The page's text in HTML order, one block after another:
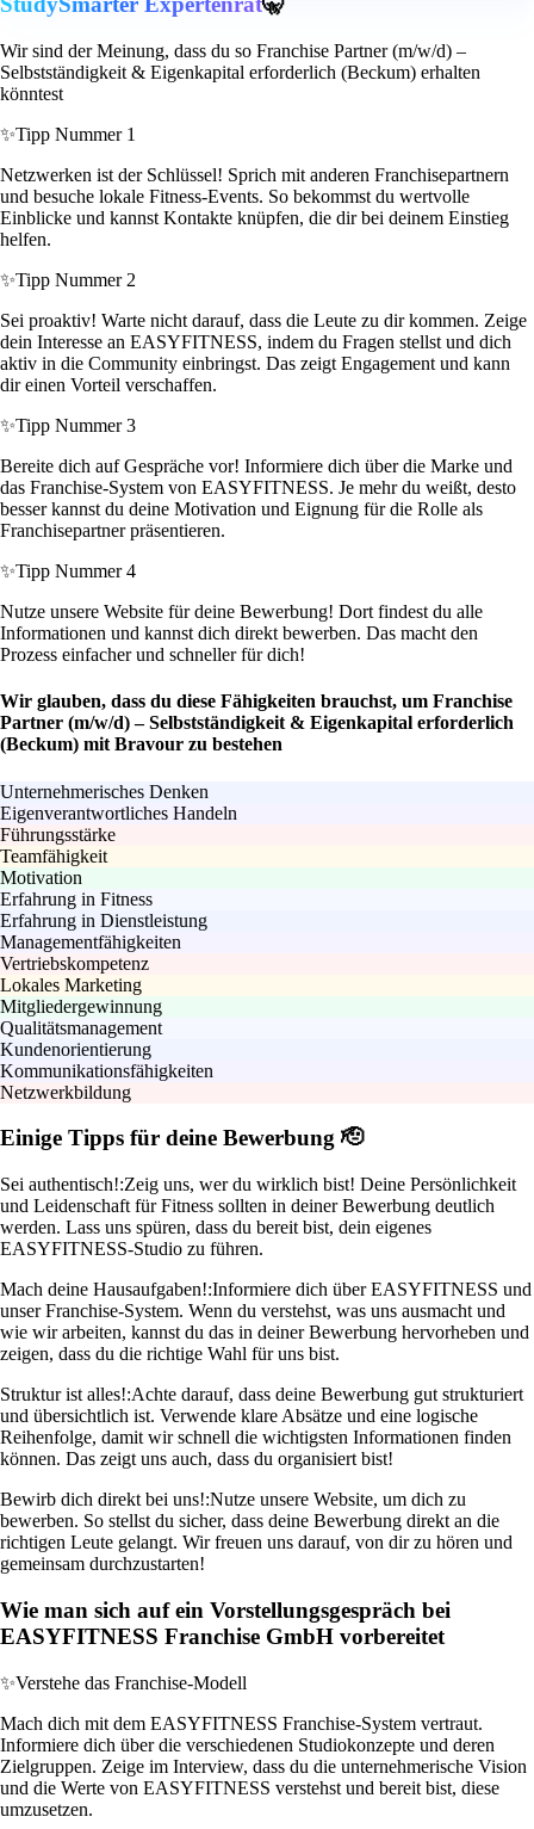
Wir sind der Meinung, dass du so Franchise Partner (m/w/d) –
Selbstständigkeit & Eigenkapital erforderlich (Beckum) erhalten
könntest
✨Tipp Nummer 1
Netzwerken ist der Schlüssel! Sprich mit anderen Franchisepartnern
und besuche lokale Fitness-Events. So bekommst du wertvolle
Einblicke und kannst Kontakte knüpfen, die dir bei deinem Einstieg
helfen.
✨Tipp Nummer 2
Sei proaktiv! Warte nicht darauf, dass die Leute zu dir kommen. Zeige
dein Interesse an EASYFITNESS, indem du Fragen stellst und dich
aktiv in die Community einbringst. Das zeigt Engagement und kann
dir einen Vorteil verschaffen.
✨Tipp Nummer 3
Bereite dich auf Gespräche vor! Informiere dich über die Marke und
das Franchise-System von EASYFITNESS. Je mehr du weißt, desto
besser kannst du deine Motivation und Eignung für die Rolle als
Franchisepartner präsentieren.
✨Tipp Nummer 4
Nutze unsere Website für deine Bewerbung! Dort findest du alle
Informationen und kannst dich direkt bewerben. Das macht den
Prozess einfacher und schneller für dich!
Wir glauben, dass du diese Fähigkeiten brauchst, um Franchise
Partner (m/w/d) – Selbstständigkeit & Eigenkapital erforderlich
(Beckum) mit Bravour zu bestehen
Unternehmerisches Denken
Eigenverantwortliches Handeln
Führungsstärke
Teamfähigkeit
Motivation
Erfahrung in Fitness
Erfahrung in Dienstleistung
Managementfähigkeiten
Vertriebskompetenz
Lokales Marketing
Mitgliedergewinnung
Qualitätsmanagement
Kundenorientierung
Kommunikationsfähigkeiten
Netzwerkbildung
Einige Tipps für deine Bewerbung 🫡
Sei authentisch!:Zeig uns, wer du wirklich bist! Deine Persönlichkeit
und Leidenschaft für Fitness sollten in deiner Bewerbung deutlich
werden. Lass uns spüren, dass du bereit bist, dein eigenes
EASYFITNESS-Studio zu führen.
Mach deine Hausaufgaben!:Informiere dich über EASYFITNESS und
unser Franchise-System. Wenn du verstehst, was uns ausmacht und
wie wir arbeiten, kannst du das in deiner Bewerbung hervorheben und
zeigen, dass du die richtige Wahl für uns bist.
Struktur ist alles!:Achte darauf, dass deine Bewerbung gut strukturiert
und übersichtlich ist. Verwende klare Absätze und eine logische
Reihenfolge, damit wir schnell die wichtigsten Informationen finden
können. Das zeigt uns auch, dass du organisiert bist!
Bewirb dich direkt bei uns!:Nutze unsere Website, um dich zu
bewerben. So stellst du sicher, dass deine Bewerbung direkt an die
richtigen Leute gelangt. Wir freuen uns darauf, von dir zu hören und
gemeinsam durchzustarten!
Wie man sich auf ein Vorstellungsgespräch bei
EASYFITNESS Franchise GmbH vorbereitet
✨Verstehe das Franchise-Modell
Mach dich mit dem EASYFITNESS Franchise-System vertraut.
Informiere dich über die verschiedenen Studiokonzepte und deren
Zielgruppen. Zeige im Interview, dass du die unternehmerische Vision
und die Werte von EASYFITNESS verstehst und bereit bist, diese
umzusetzen.